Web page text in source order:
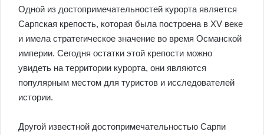
Одной из достопримечательностей курорта является
Сарпская крепость, которая была построена в XV веке
и имела стратегическое значение во время Османской
империи. Сегодня остатки этой крепости можно
увидеть на территории курорта, они являются
популярным местом для туристов и исследователей
истории.
Другой известной достопримечательностью Сарпи